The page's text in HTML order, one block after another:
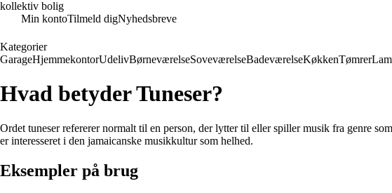
kollektiv bolig
Min kontoTilmeld digNyhedsbreve
Kategorier
GarageHjemmekontorUdelivBørneværelseSoveværelseBadeværelseKøkkenTømrer
Hvad betyder Tuneser?
Ordet tuneser refererer normalt til en person, der lytter til eller spiller musik fra genre
er interesseret i den jamaicanske musikkultur som helhed.
Eksempler på brug